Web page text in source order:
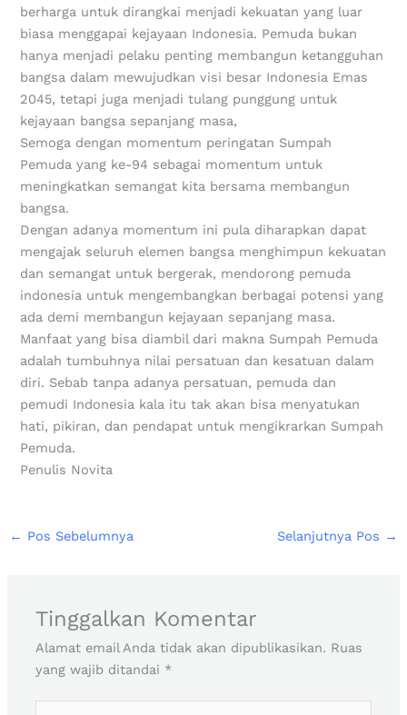
berharga untuk dirangkai menjadi kekuatan yang luar
biasa menggapai kejayaan Indonesia. Pemuda bukan
hanya menjadi pelaku penting membangun ketangguhan
bangsa dalam mewujudkan visi besar Indonesia Emas
2045, tetapi juga menjadi tulang punggung untuk
kejayaan bangsa sepanjang masa,
Semoga dengan momentum peringatan Sumpah
Pemuda yang ke-94 sebagai momentum untuk
meningkatkan semangat kita bersama membangun
bangsa.
Dengan adanya momentum ini pula diharapkan dapat
mengajak seluruh elemen bangsa menghimpun kekuatan
dan semangat untuk bergerak, mendorong pemuda
indonesia untuk mengembangkan berbagai potensi yang
ada demi membangun kejayaan sepanjang masa.
Manfaat yang bisa diambil dari makna Sumpah Pemuda
adalah tumbuhnya nilai persatuan dan kesatuan dalam
diri. Sebab tanpa adanya persatuan, pemuda dan
pemudi Indonesia kala itu tak akan bisa menyatukan
hati, pikiran, dan pendapat untuk mengikrarkan Sumpah
Pemuda.
Penulis Novita
← Pos Sebelumnya Selanjutnya Pos →
Tinggalkan Komentar
Alamat email Anda tidak akan dipublikasikan. Ruas
yang wajib ditandai *